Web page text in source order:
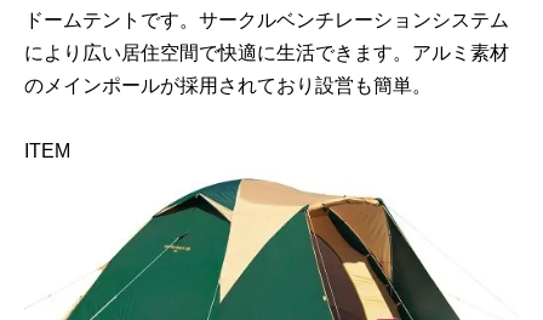
ドームテントです。サークルベンチレーションシステム
により広い居住空間で快適に生活できます。アルミ素材
のメインポールが採用されており設営も簡単。
ITEM